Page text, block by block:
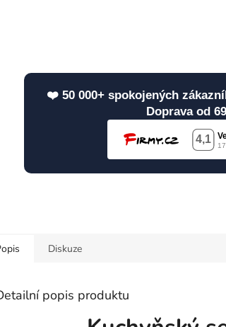
❤️ 50 000+ spokojených
Doprava od
Diskuze
popis produktu